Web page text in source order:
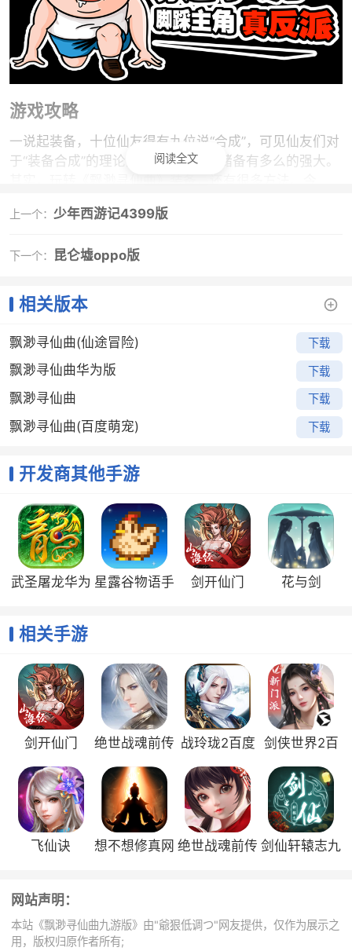
游戏攻略
一说起装备，十位仙友得有九位说“合成”，可见仙友们对
于“装备合成”的理论知识与实践经验储备有多么的强大。
玩法。
炼星：属性整体提升
所炼星级无需摘下。一般情况，仙友们可以在【宝匣】
加成属性越高，装备战斗力越强悍。但是炼星有一定的
成功几率，跟【炼星符】的品质密切相关。【炼星符】
颜色品质越好，装备炼星的成功几率就越高。目前，
【炼星符】的获取方式有两种：一种是祈福，一种是商
城购买，仙友们可以根据自身需要选择不同的方式。
如果说炼星是提升装备的整体属性，那么镶嵌与附灵就
【宝石】、附灵【器灵】。不同颜色的【宝石】、不同
位置的【器灵】配置在装备的专属位置可增强装备的专
属属性。一般情况下，野外精英怪与BOSS会有一定几率
掉落【宝石】，通天塔的过关奖励也会有一定几率藏有
【器灵】，这就要看谁的实力够强、气场够大啦。在这
攻击角色最好加外法属性。当然，可根据个人喜好搭
铭刻：保护装备免掉落
话说，很多仙友们反映对铭刻无感。其实，小编在这里
想要告诉各位仙友的是，任何事物的存在既有其存在的
意义。而《飘渺寻仙曲》中铭刻的存在意义是对仙友们
掉落装备。您可以想想，如果您因为一次失误而丢失了
呕心沥血打造的神级装备，你是不是就剩下呕血了？而
且，《飘渺寻仙曲》铭刻的优势是一件装备只需铭刻一
次，终身享用，省事又省心。
是装备的基础属性，其概率是随机的。但是完美的概率
还是挺高的，所以在有足够的【鉴定符】的情况下，建
议全部鉴定到完美。修仙的道路是任重而道远的，霸气
阅读全文
上一个： 少年西游记4399版
下一个： 昆仑墟oppo版
相关版本
飘渺寻仙曲(仙途冒险) 下载
飘渺寻仙曲华为版 下载
飘渺寻仙曲 下载
飘渺寻仙曲(百度萌宠) 下载
开发商其他手游
武圣屠龙华为 星露谷物语手
剑开仙门 花与剑
相关手游
剑开仙门
绝世战魂前传
百度版
战玲珑2百度
版
剑侠世界2百
度版
飞仙诀
想不想修真网 绝世战魂前传 剑仙轩辕志九
网站声明：
本站《飘渺寻仙曲九游版》由"爺狠低调つ"网友提供，仅作为展示之
用，版权归原作者所有;